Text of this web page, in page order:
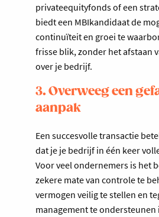
privateequityfonds of een
biedt een MBIkandidaat de
continuïteit en groei te
frisse blik, zonder het afstaan
over je bedrijf.
3. Overweeg een
aanpak
Een succesvolle transactie
dat je je bedrijf in één keer
Voor veel ondernemers is het
zekere mate van controle te
vermogen veilig te stellen en
management te ondersteunen